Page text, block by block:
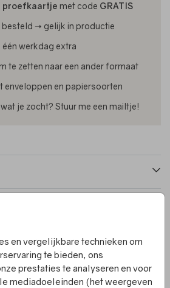
en vergelijkbare technieken om
te bieden, ons
prestaties te analyseren en voor
mediadoeleinden (het weergeven
proefkaartje met code GRATIS
besteld ➝ gelijk in productie
werkdag extra
te zetten naar een ander formaat
enveloppen en papiersoorten
je zocht? Stuur me een mailtje!
op een diep blauwe
en de folie zijn naar wens aan te